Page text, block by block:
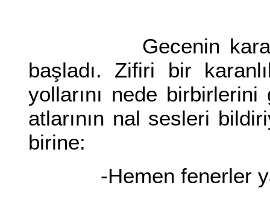
Gecenin
başladı. Zifiri bir
yollarını nede
atlarının nal sesleri
birine:
-Hemen fenerler